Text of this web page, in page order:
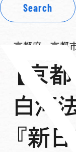
Search
京都府 -京都
【京
白河
『新